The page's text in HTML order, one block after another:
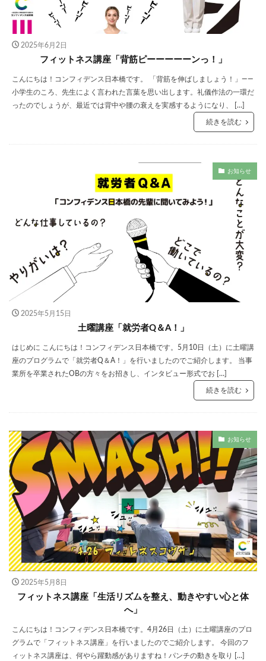
2025年6月2日
フィットネス講座「背筋ピーーーーーンっ！」
こんにちは！コンフィデンス日本橋です。 「背筋を伸ばしましょう！」——
小学生のころ、先生によく言われた言葉を思い出します。礼儀作法の一環だ
ったのでしょうが、最近では背中や腰の衰えを実感するようになり、 […]
続きを読む
お知らせ
2025年5月15日
土曜講座「就労者Q＆A！」
はじめに こんにちは！コンフィデンス日本橋です。5月10日（土）に土曜講
座のプログラムで「就労者Q＆A！」を行いましたのでご紹介します。 当事
業所を卒業されたOBの方々をお招きし、インタビュー形式でお […]
続きを読む
お知らせ
2025年5月8日
フィットネス講座「生活リズムを整え、動きやすい心と体
へ」
こんにちは！コンフィデンス日本橋です。4月26日（土）に土曜講座のプロ
グラムで「フィットネス講座」を行いましたのでご紹介します。 今回のフ
ィットネス講座は、何やら躍動感がありますね！パンチの動きを取り […]